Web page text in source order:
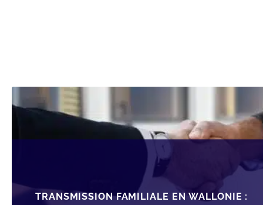
TRANSMISSION FAMILIALE EN WALLONIE :